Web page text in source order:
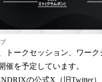
トークセッション、ワー
催を予定しています。
の公式X（旧Twitter）